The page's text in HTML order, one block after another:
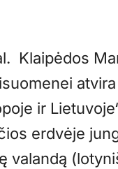
Klaipėdos
atvira
ir
erdvėje
valandą